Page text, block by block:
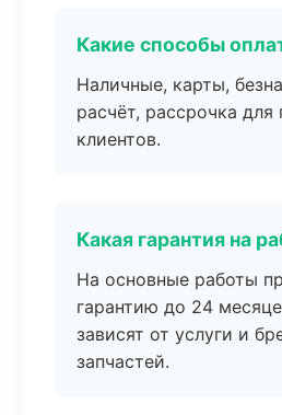
Какие способы
Наличные, карты,
расчёт, рассрочка для
клиентов.
Какая гарантия на
На основные работы
гарантию до 24
зависят от услуги и
запчастей.